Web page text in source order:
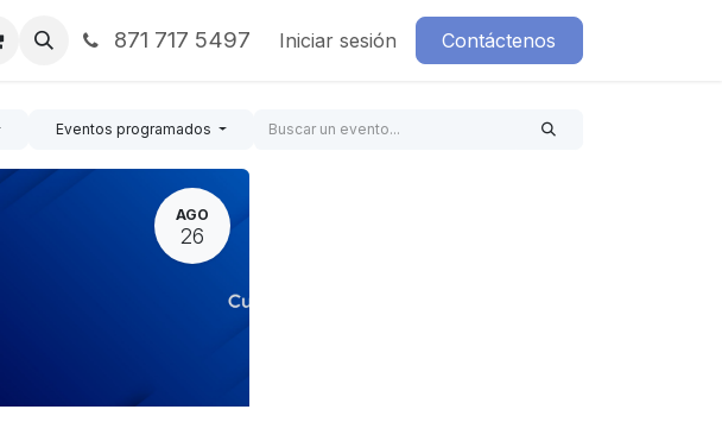
Contáctenos871 717 5497 Iniciar sesión Contáctenos
Eventos programados
AGO
26